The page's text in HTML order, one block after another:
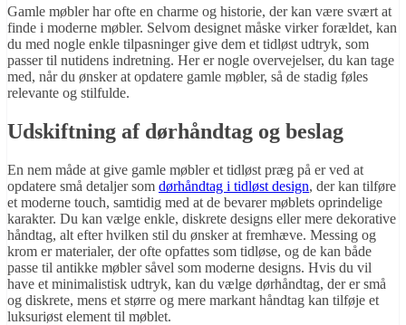
Gamle møbler har ofte en charme og historie, der kan være svært at
finde i moderne møbler. Selvom designet måske virker forældet, kan
du med nogle enkle tilpasninger give dem et tidløst udtryk, som
passer til nutidens indretning. Her er nogle overvejelser, du kan tage
med, når du ønsker at opdatere gamle møbler, så de stadig føles
relevante og stilfulde.
Udskiftning af dørhåndtag og beslag
En nem måde at give gamle møbler et tidløst præg på er ved at
opdatere små detaljer som dørhåndtag i tidløst design, der kan tilføre
et moderne touch, samtidig med at de bevarer møblets oprindelige
karakter. Du kan vælge enkle, diskrete designs eller mere dekorative
håndtag, alt efter hvilken stil du ønsker at fremhæve. Messing og
krom er materialer, der ofte opfattes som tidløse, og de kan både
passe til antikke møbler såvel som moderne designs. Hvis du vil
have et minimalistisk udtryk, kan du vælge dørhåndtag, der er små
og diskrete, mens et større og mere markant håndtag kan tilføje et
luksuriøst element til møblet.